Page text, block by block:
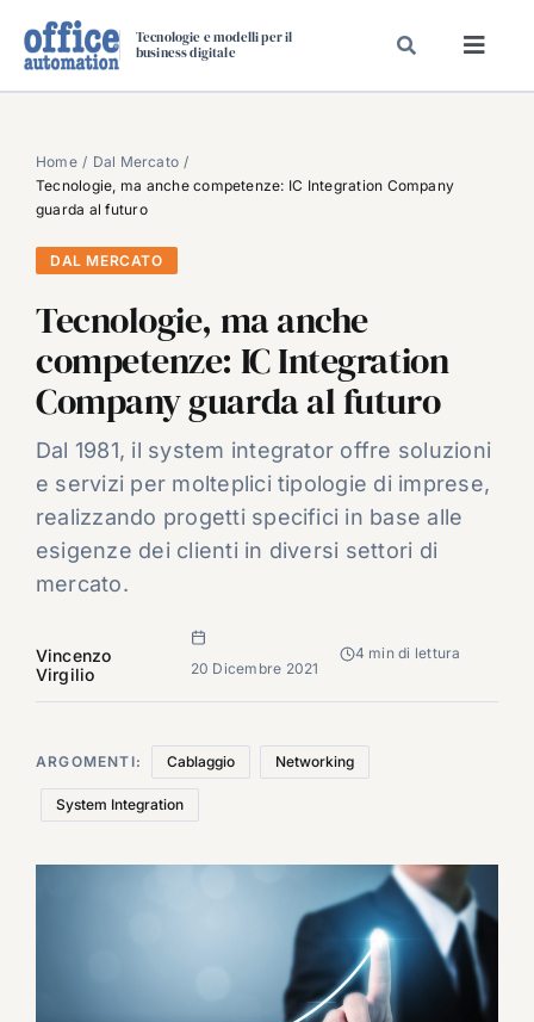
Tecnologie e modelli per il
business digitale
SPECIAL PAPER
TAVOLE ROTONDE DI REDAZIONE
DAL MERCATO
VIDEO
EVENTI
CHI SIAMO
Home
Dal Mercato
Tecnologie, ma anche competenze: IC Integration Company
guarda al futuro
DAL MERCATO
Tecnologie, ma anche
competenze: IC Integration
Company guarda al futuro
Dal 1981, il system integrator offre soluzioni
e servizi per molteplici tipologie di imprese,
realizzando progetti specifici in base alle
esigenze dei clienti in diversi settori di
mercato.
Vincenzo
Virgilio
20 Dicembre 2021
4 min di lettura
ARGOMENTI: Cablaggio Networking
System Integration